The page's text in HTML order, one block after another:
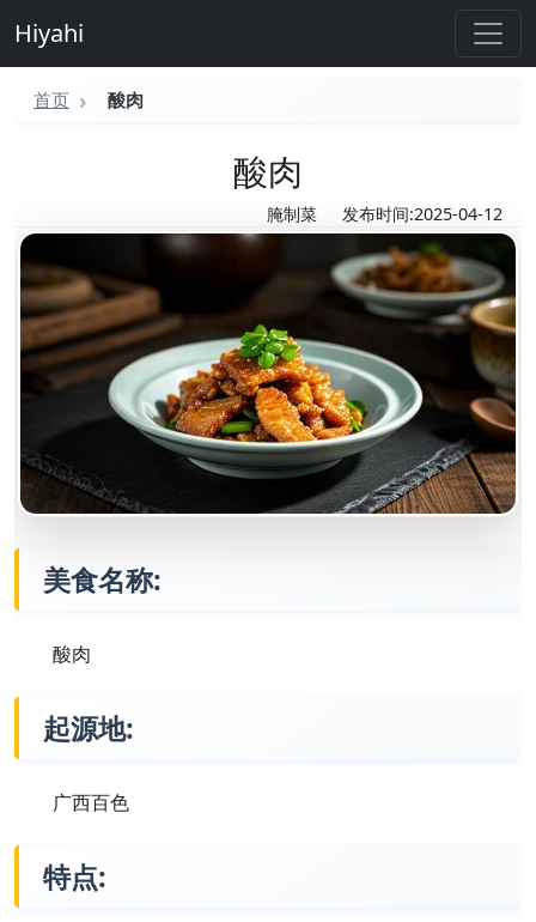
Hiyahi
首页 酸肉
酸肉
腌制菜 发布时间:2025-04-12
美食名称:
酸肉
起源地:
广西百色
特点: